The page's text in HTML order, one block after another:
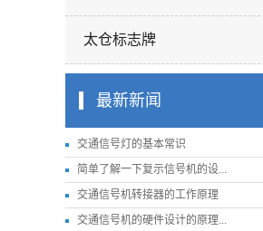
太仓标志牌
最新新闻
交通信号灯的基本常识
简单了解一下复示信号机的设...
交通信号机转接器的工作原理
交通信号机的硬件设计的原理...